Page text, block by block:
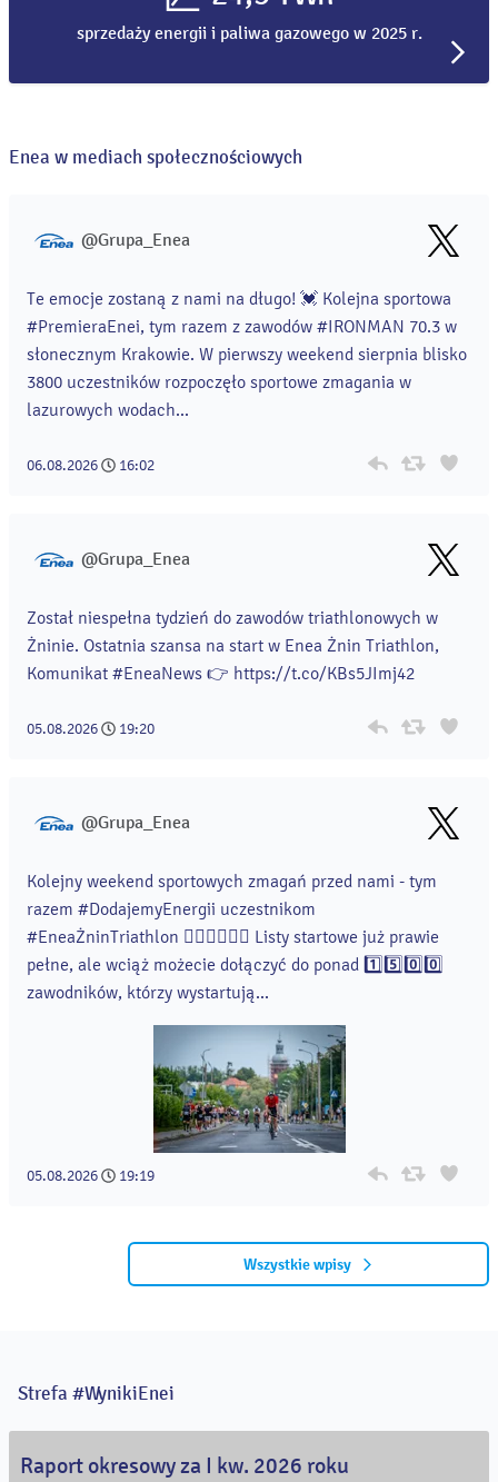
sprzedaży energii i paliwa gazowego w 2025 r.
Enea w mediach społecznościowych
@Grupa_Enea
Te emocje zostaną z nami na długo! 💓 Kolejna sportowa
#PremieraEnei, tym razem z zawodów #IRONMAN 70.3 w
słonecznym Krakowie. W pierwszy weekend sierpnia blisko
3800 uczestników rozpoczęło sportowe zmagania w
lazurowych wodach...
06.08.2026 16:02
@Grupa_Enea
Został niespełna tydzień do zawodów triathlonowych w
Żninie. Ostatnia szansa na start w Enea Żnin Triathlon,
Komunikat #EneaNews 👉 https://t.co/KBs5JImj42
05.08.2026 19:20
@Grupa_Enea
Kolejny weekend sportowych zmagań przed nami - tym
razem #DodajemyEnergii uczestnikom
#EneaŻninTriathlon 🏊‍♀️🚴‍♀️🏃‍♀️ Listy startowe już prawie
pełne, ale wciąż możecie dołączyć do ponad 1️⃣5️⃣0️⃣0️⃣
zawodników, którzy wystartują...
05.08.2026 19:19
Wszystkie wpisy
Strefa #WynikiEnei
Raport okresowy za I kw. 2026 roku